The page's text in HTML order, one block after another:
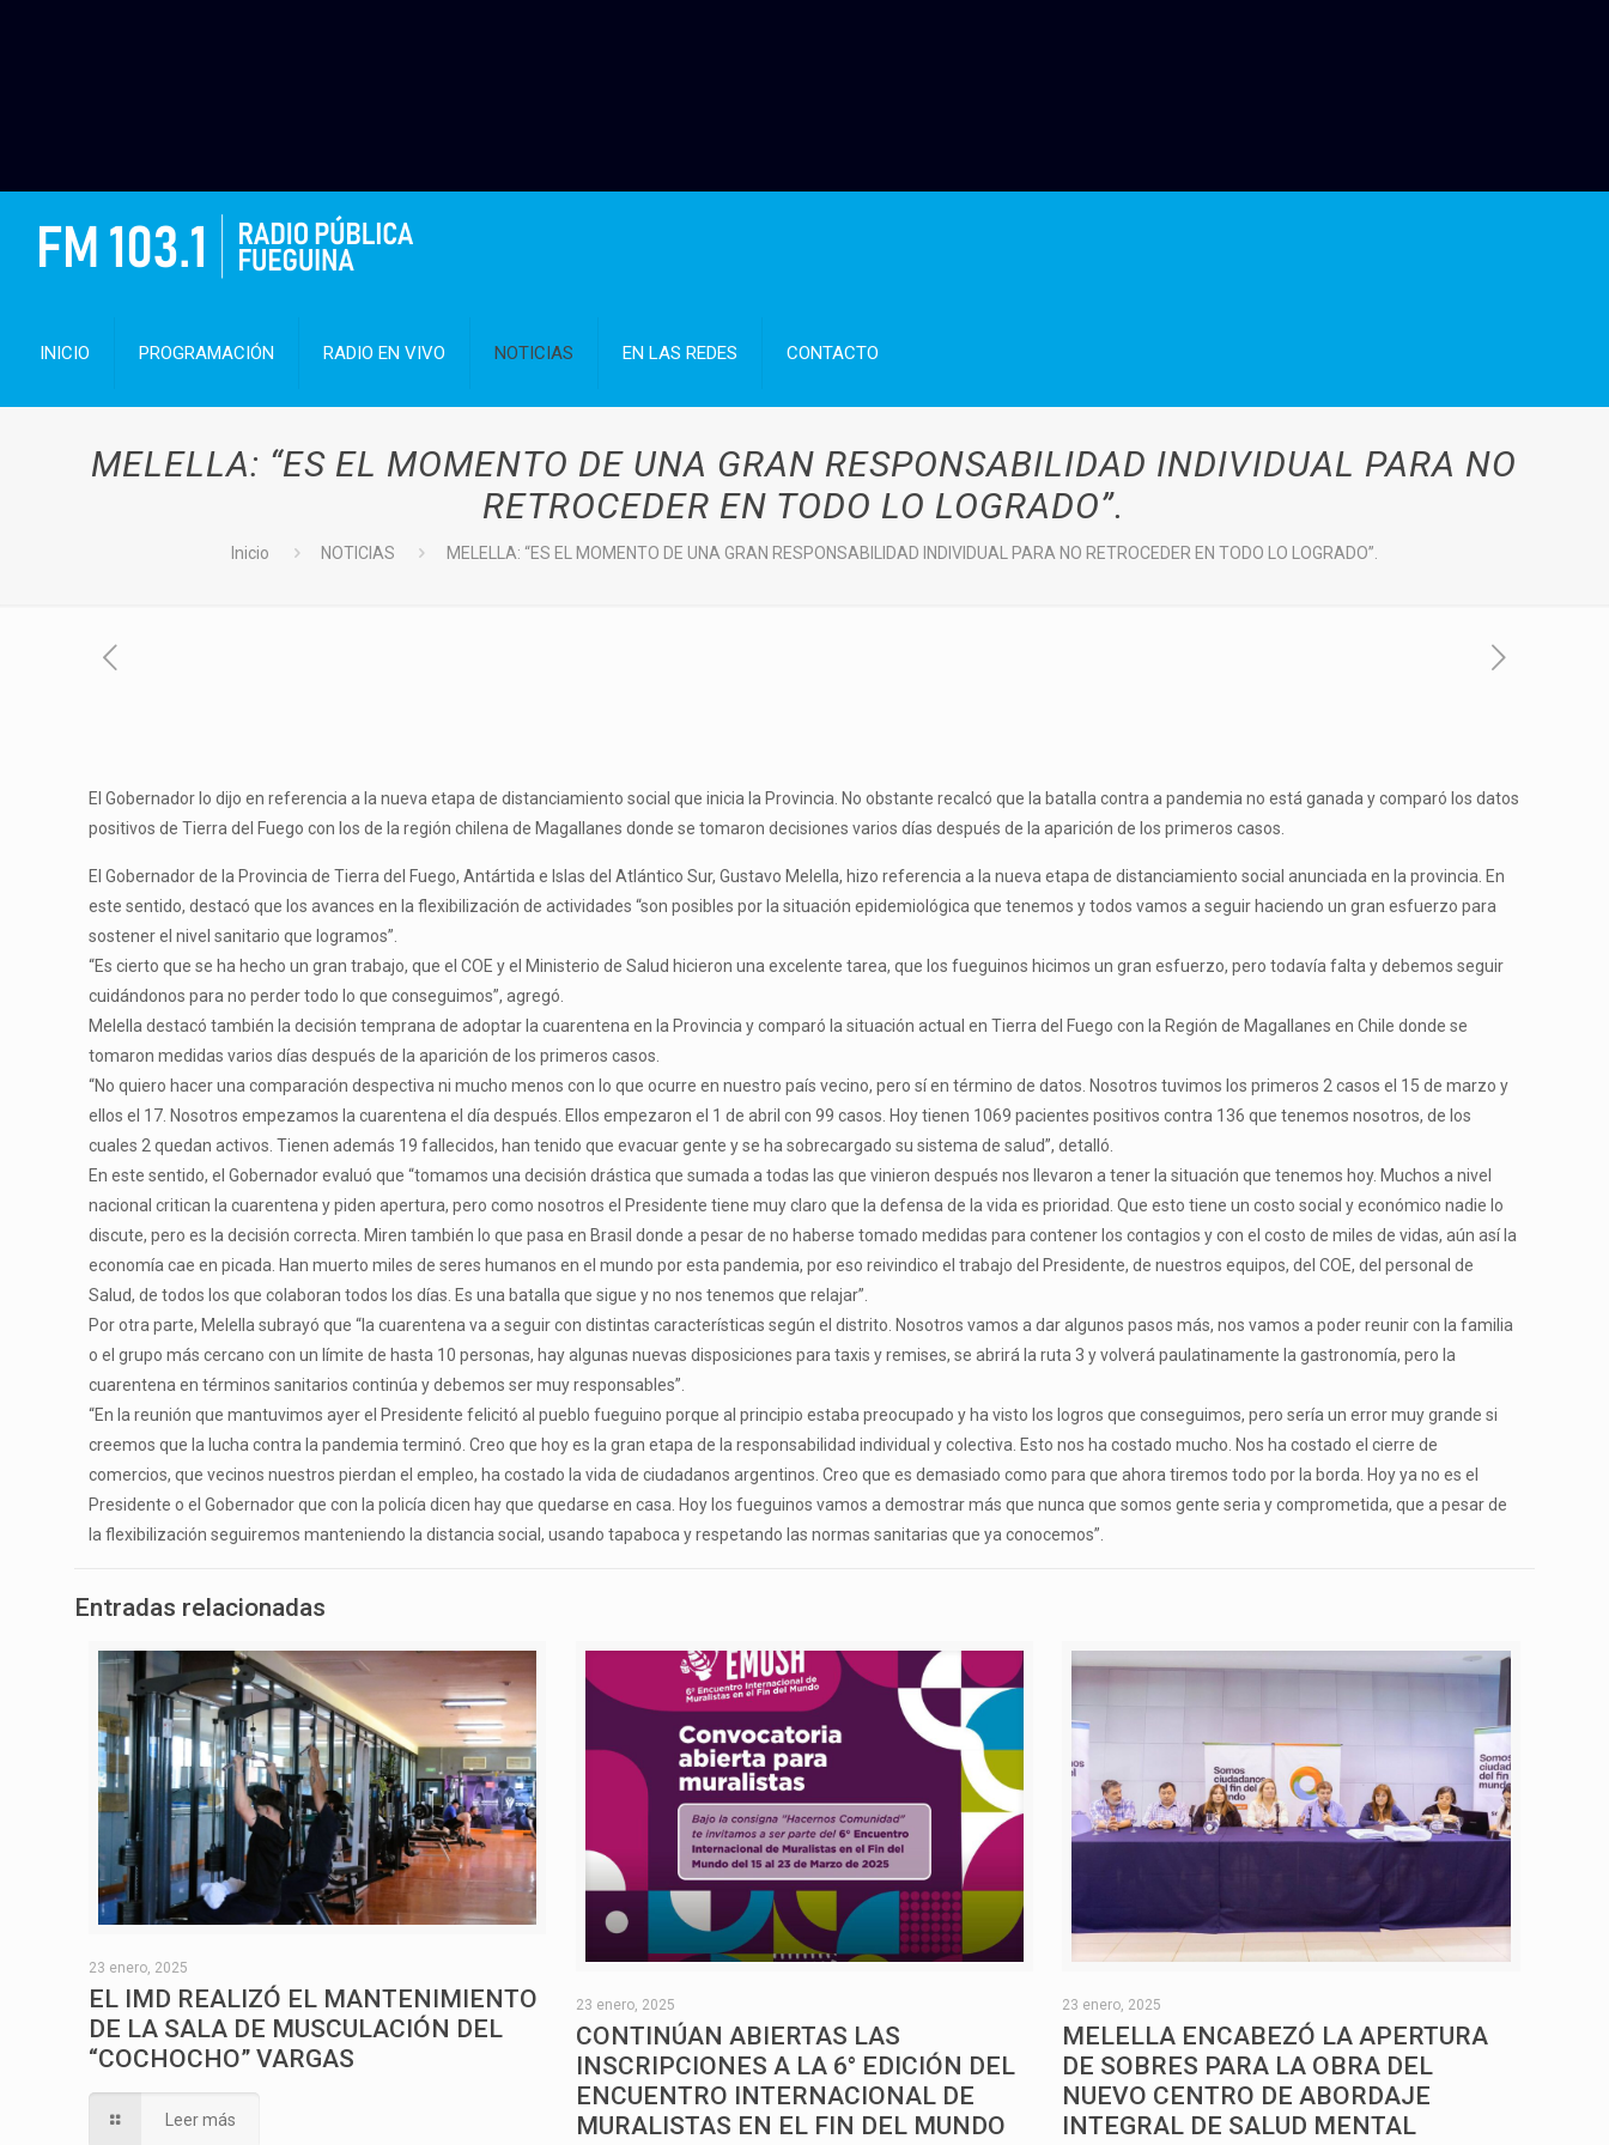
INICIO PROGRAMACIÓN RADIO EN VIVO NOTICIAS EN LAS REDES CONTACTO
MELELLA: “ES EL MOMENTO DE UNA GRAN RESPONSABILIDAD INDIVIDUAL PARA NO
RETROCEDER EN TODO LO LOGRADO”.
Inicio NOTICIAS MELELLA: “ES EL MOMENTO DE UNA GRAN RESPONSABILIDAD INDIVIDUAL PARA NO RETROCEDER EN TODO LO LOGRADO”.
El Gobernador lo dijo en referencia a la nueva etapa de distanciamiento social que inicia la Provincia. No obstante recalcó que la batalla contra a pandemia no está ganada y comparó los datos
positivos de Tierra del Fuego con los de la región chilena de Magallanes donde se tomaron decisiones varios días después de la aparición de los primeros casos.
El Gobernador de la Provincia de Tierra del Fuego, Antártida e Islas del Atlántico Sur, Gustavo Melella, hizo referencia a la nueva etapa de distanciamiento social anunciada en la provincia. En
este sentido, destacó que los avances en la flexibilización de actividades “son posibles por la situación epidemiológica que tenemos y todos vamos a seguir haciendo un gran esfuerzo para
sostener el nivel sanitario que logramos”.
“Es cierto que se ha hecho un gran trabajo, que el COE y el Ministerio de Salud hicieron una excelente tarea, que los fueguinos hicimos un gran esfuerzo, pero todavía falta y debemos seguir
cuidándonos para no perder todo lo que conseguimos”, agregó.
Melella destacó también la decisión temprana de adoptar la cuarentena en la Provincia y comparó la situación actual en Tierra del Fuego con la Región de Magallanes en Chile donde se
tomaron medidas varios días después de la aparición de los primeros casos.
“No quiero hacer una comparación despectiva ni mucho menos con lo que ocurre en nuestro país vecino, pero sí en término de datos. Nosotros tuvimos los primeros 2 casos el 15 de marzo y
ellos el 17. Nosotros empezamos la cuarentena el día después. Ellos empezaron el 1 de abril con 99 casos. Hoy tienen 1069 pacientes positivos contra 136 que tenemos nosotros, de los
cuales 2 quedan activos. Tienen además 19 fallecidos, han tenido que evacuar gente y se ha sobrecargado su sistema de salud”, detalló.
En este sentido, el Gobernador evaluó que “tomamos una decisión drástica que sumada a todas las que vinieron después nos llevaron a tener la situación que tenemos hoy. Muchos a nivel
nacional critican la cuarentena y piden apertura, pero como nosotros el Presidente tiene muy claro que la defensa de la vida es prioridad. Que esto tiene un costo social y económico nadie lo
discute, pero es la decisión correcta. Miren también lo que pasa en Brasil donde a pesar de no haberse tomado medidas para contener los contagios y con el costo de miles de vidas, aún así la
economía cae en picada. Han muerto miles de seres humanos en el mundo por esta pandemia, por eso reivindico el trabajo del Presidente, de nuestros equipos, del COE, del personal de
Salud, de todos los que colaboran todos los días. Es una batalla que sigue y no nos tenemos que relajar”.
Por otra parte, Melella subrayó que “la cuarentena va a seguir con distintas características según el distrito. Nosotros vamos a dar algunos pasos más, nos vamos a poder reunir con la familia
o el grupo más cercano con un límite de hasta 10 personas, hay algunas nuevas disposiciones para taxis y remises, se abrirá la ruta 3 y volverá paulatinamente la gastronomía, pero la
cuarentena en términos sanitarios continúa y debemos ser muy responsables”.
“En la reunión que mantuvimos ayer el Presidente felicitó al pueblo fueguino porque al principio estaba preocupado y ha visto los logros que conseguimos, pero sería un error muy grande si
creemos que la lucha contra la pandemia terminó. Creo que hoy es la gran etapa de la responsabilidad individual y colectiva. Esto nos ha costado mucho. Nos ha costado el cierre de
comercios, que vecinos nuestros pierdan el empleo, ha costado la vida de ciudadanos argentinos. Creo que es demasiado como para que ahora tiremos todo por la borda. Hoy ya no es el
Presidente o el Gobernador que con la policía dicen hay que quedarse en casa. Hoy los fueguinos vamos a demostrar más que nunca que somos gente seria y comprometida, que a pesar de
la flexibilización seguiremos manteniendo la distancia social, usando tapaboca y respetando las normas sanitarias que ya conocemos”.
Entradas relacionadas
23 enero, 2025
EL IMD REALIZÓ EL MANTENIMIENTO
DE LA SALA DE MUSCULACIÓN DEL
“COCHOCHO” VARGAS
Leer más
23 enero, 2025
CONTINÚAN ABIERTAS LAS
INSCRIPCIONES A LA 6° EDICIÓN DEL
ENCUENTRO INTERNACIONAL DE
MURALISTAS EN EL FIN DEL MUNDO
23 enero, 2025
MELELLA ENCABEZÓ LA APERTURA
DE SOBRES PARA LA OBRA DEL
NUEVO CENTRO DE ABORDAJE
INTEGRAL DE SALUD MENTAL